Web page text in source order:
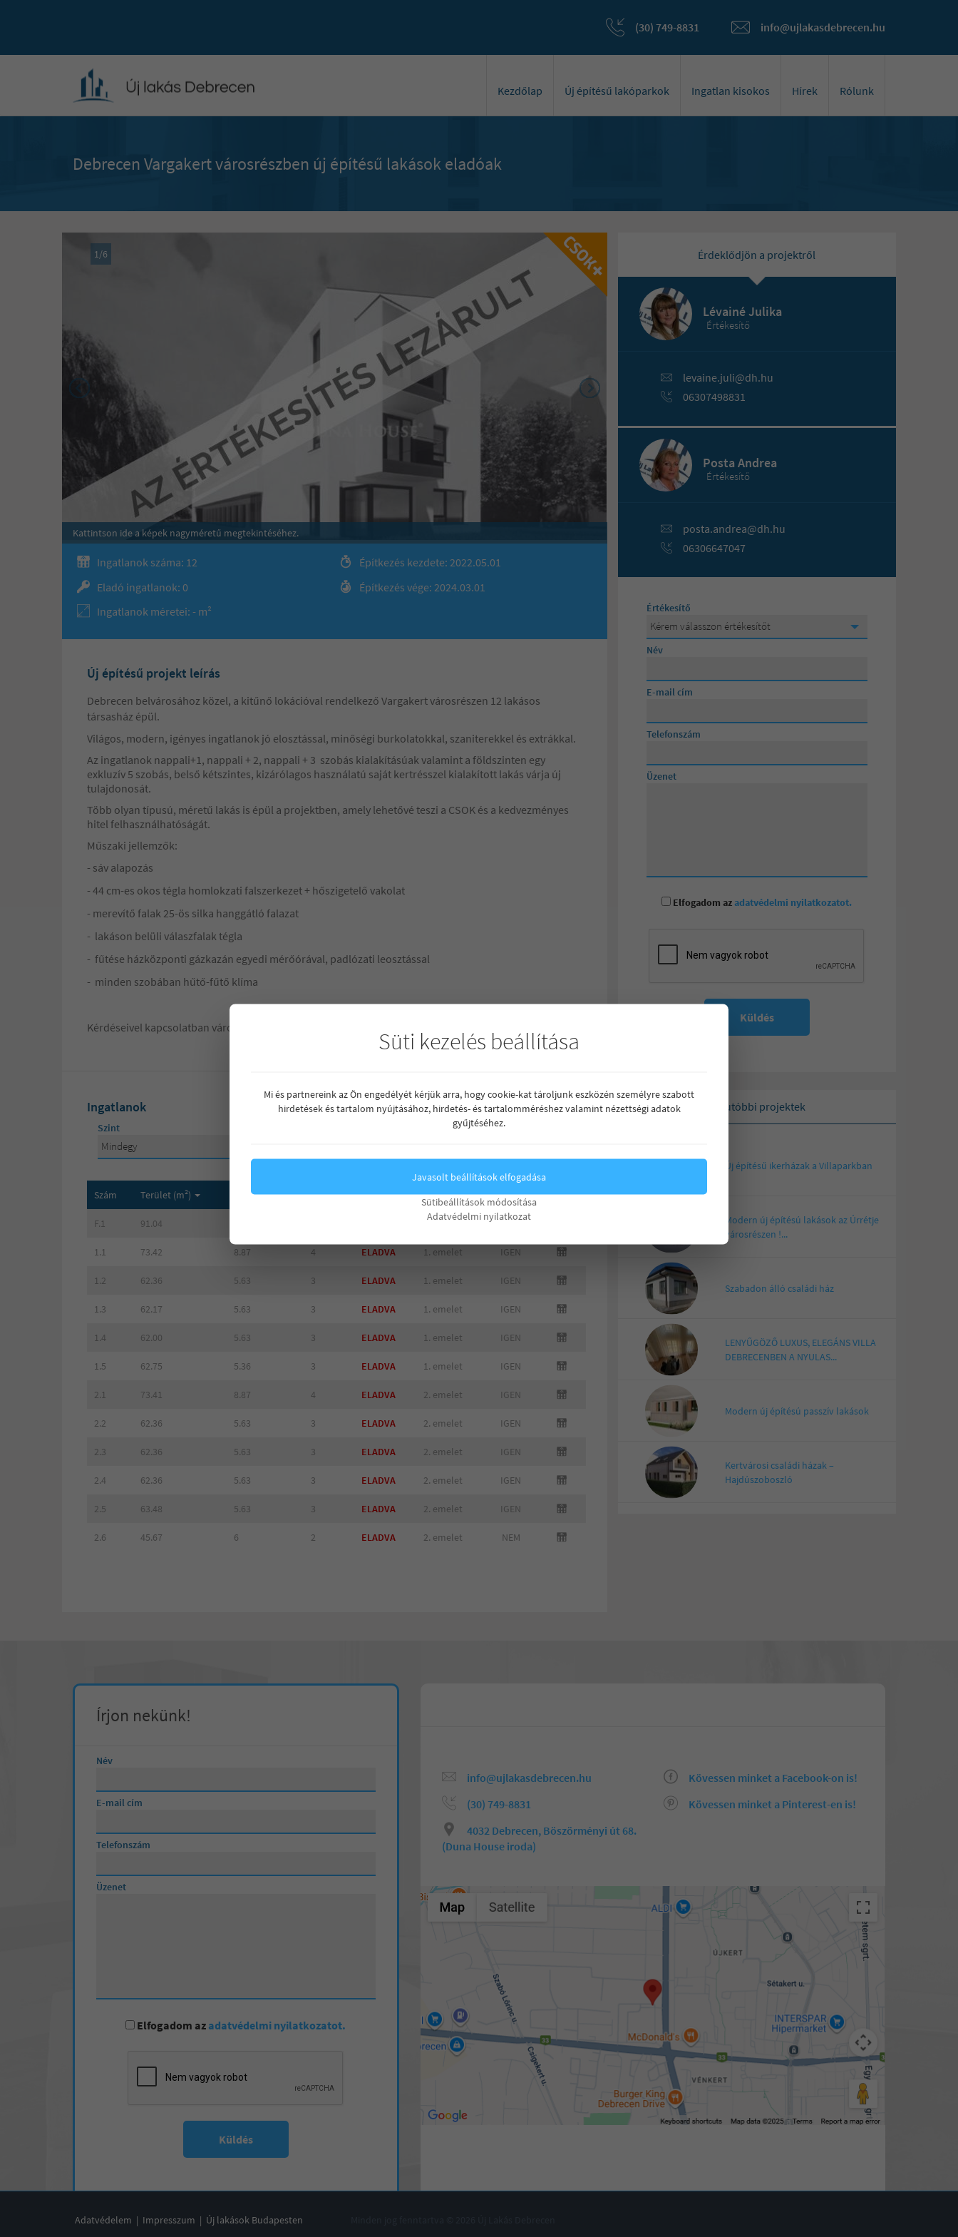
info@ujlakasdebrecen.hu
(30) 749-8831
Kezdőlap Új építésű lakóparkok Ingatlan kisokos Hírek Rólunk
Debrecen Vargakert városrészben új építésű lakások eladóak
1/6
Kattintson ide a képek nagyméretű megtekintéséhez.
Ingatlanok száma: 12
Építkezés kezdete: 2022.05.01
Eladó ingatlanok: 0
Építkezés vége: 2024.03.01
Ingatlanok méretei: - m²
Új építésű projekt leírás
Debrecen belvárosához közel, a kitűnő lokációval rendelkező Vargakert városrészen 12 lakásos
társasház épül.
Világos, modern, igényes ingatlanok jó elosztással, minőségi burkolatokkal, szaniterekkel és extrákkal.
Az ingatlanok nappali+1, nappali + 2, nappali + 3 szobás kialakításúak valamint a földszinten egy
exkluzív 5 szobás, belső kétszintes, kizárólagos használatú saját kertrésszel kialakított lakás várja új
tulajdonosát.
Több olyan típusú, méretű lakás is épül a projektben, amely lehetővé teszi a CSOK és a kedvezményes
hitel felhasználhatóságát.
Műszaki jellemzők:
- sáv alapozás
- 44 cm-es okos tégla homlokzati falszerkezet + hőszigetelő vakolat
- merevítő falak 25-ös silka hanggátló falazat
- lakáson belüli válaszfalak tégla
- fűtése házközponti gázkazán egyedi mérőórával, padlózati leosztással
- minden szobában hűtő-fűtő klíma
Kérdéseivel kapcsolatban várom hívását, érdeklődését.
Ingatlanok
Mindegy
Mindegy
földszint
1. emelet
Szint
Szám Terület (m²) Terasz (m²) Szoba Ár (Ft) Em. CSOK+ Típus
F.1 91.04 földszint IGEN
1.1 73.42 8.87 4 ELADVA 1. emelet IGEN
1.2 62.36 5.63 3 ELADVA 1. emelet IGEN
1.3 62.17 5.63 3 ELADVA 1. emelet IGEN
1.4 62.00 5.63 3 ELADVA 1. emelet IGEN
1.5 62.75 5.36 3 ELADVA 1. emelet IGEN
2.1 73.41 8.87 4 ELADVA 2. emelet IGEN
2.2 62.36 5.63 3 ELADVA 2. emelet IGEN
2.3 62.36 5.63 3 ELADVA 2. emelet IGEN
2.4 62.36 5.63 3 ELADVA 2. emelet IGEN
2.5 63.48 5.63 3 ELADVA 2. emelet IGEN
2.6 45.67 6 2 ELADVA 2. emelet NEM
Érdeklődjön a projektről
Lévainé Julika
Értékesítő
levaine.juli@dh.hu
06307498831
Posta Andrea
Értékesítő
posta.andrea@dh.hu
06306647047
Kérem válasszon értékesítőt
Kérem válasszon értékesítőt
Posta Andrea
Értékesítő
Név
E-mail cím
Telefonszám
Üzenet
Elfogadom az adatvédelmi nyilatkozatot.
Küldés
Legutóbbi projektek
Új építésű ikerházak a Villaparkban
Modern új építésú lakások az Úrrétje
városrészen !...
Szabadon álló családi ház
LENYŰGÖZŐ LUXUS, ELEGÁNS VILLA
DEBRECENBEN A NYULAS...
Modern új építésú passzív lakások
Kertvárosi családi házak –
Hajdúszoboszló
Írjon nekünk!
Név
E-mail cím
Telefonszám
Üzenet
Elfogadom az adatvédelmi nyilatkozatot.
Küldés
info@ujlakasdebrecen.hu
(30) 749-8831
4032 Debrecen, Böszörményi út 68.
(Duna House iroda)
Kövessen minket a Facebook-on is!
Kövessen minket a Pinterest-en is!
Adatvédelem | Impresszum | Új lakások Budapesten
Süti kezelés beállítása
Mi és partnereink az Ön engedélyét kérjük arra, hogy cookie-kat tároljunk eszközén személyre szabott
hirdetések és tartalom nyújtásához, hirdetés- és tartalomméréshez valamint nézettségi adatok
gyűjtéséhez.
Javasolt beállítások elfogadása
Sütibeállítások módosítása
Adatvédelmi nyilatkozat